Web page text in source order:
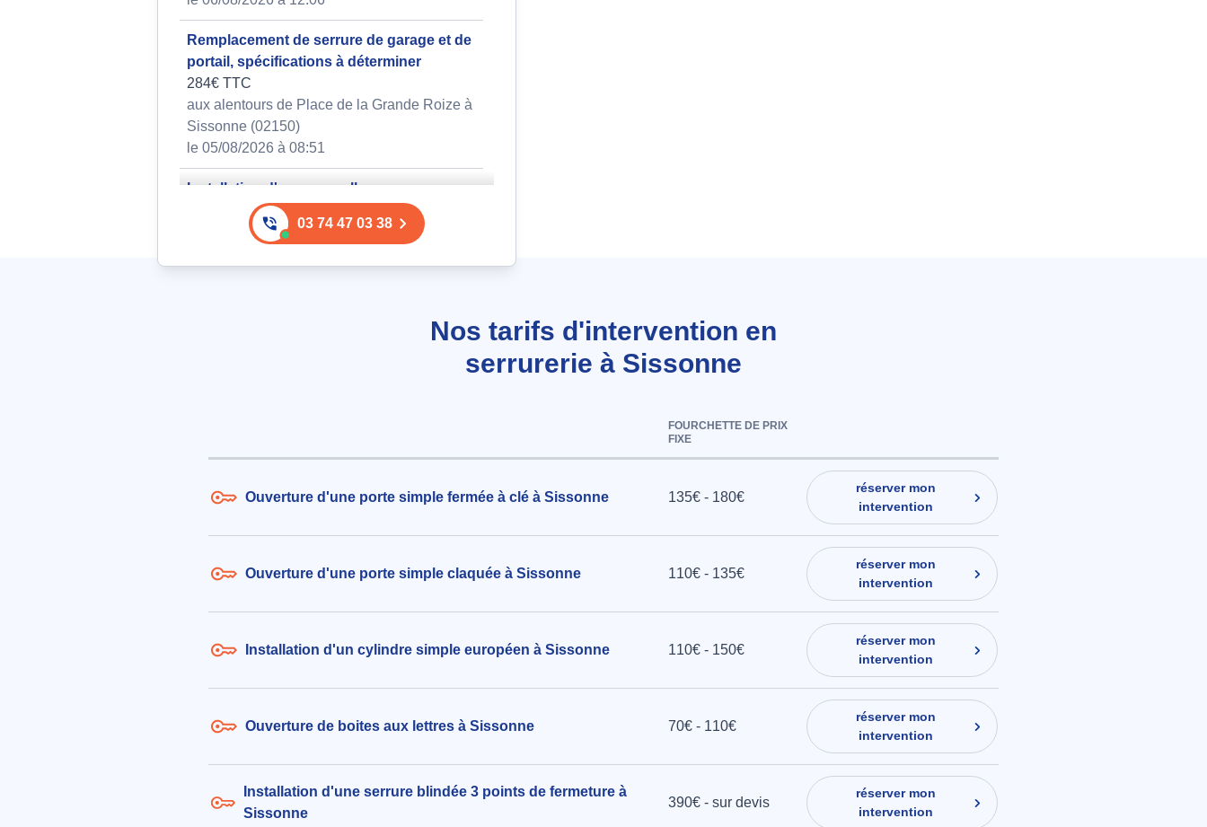
Remplacement de serrure de garage et de
portail, spécifications à déterminer
284€ TTC
aux alentours de Place de la Grande Roize à
Sissonne (02150)
le 05/08/2026 à 08:51
Installation d'une nouvelle serrure
sécurisée compatible avec un
fonctionnement intérieur et extérieur
Installation d'une serrure connectée avec
le 03/08/2026 à 11:24
254€ TTC
Sissonne (02150)
03 74 47 03 38
Nos tarifs d'intervention en
serrurerie à Sissonne
FOURCHETTE DE PRIX
FIXE
Ouverture d'une porte simple fermée à clé à Sissonne 135€ - 180€
réserver mon
intervention
Ouverture d'une porte simple claquée à Sissonne 110€ - 135€
réserver mon
intervention
Installation d'un cylindre simple européen à Sissonne 110€ - 150€
réserver mon
intervention
Ouverture de boites aux lettres à Sissonne 70€ - 110€
réserver mon
intervention
Installation d'une serrure blindée 3 points de fermeture à
Sissonne
390€ - sur devis
réserver mon
intervention